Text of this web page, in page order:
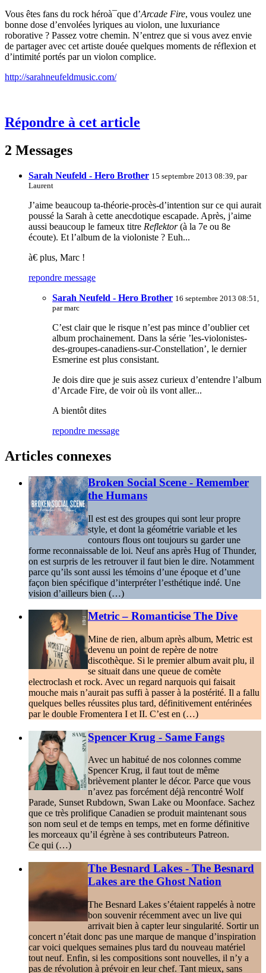
Vous êtes fans du rock héroà¯que d’Arcade Fire, vous voulez une
bonne dose d’envolées lyriques au violon, une luxuriance
roborative ? Passez votre chemin. N’entrez que si vous avez envie
de partager avec cet artiste douée quelques moments de réflexion et
d’intimité portés par un violon complice.
http://sarahneufeldmusic.com/
Répondre à cet article
2 Messages
Sarah Neufeld - Hero Brother 15 septembre 2013 08:39, par
Laurent
J’aime beaucoup ta-théorie-procès-d’intention sur ce qui aurait
poussé la Sarah à cette anecdotique escapade. Après, j’aime
aussi beaucoup le fameux titre Reflektor(à la 7e ou 8e
écoute). Et l’album de la violoniste ? Euh...
à€ plus, Marc !
repondre message
Sarah Neufeld - Hero Brother 16 septembre 2013 08:51,
parmarc
C’est clair que le risque n’est pas mince d’oublier cet
album prochainement. Dans la série ’les-violonistes-
des-groupes-canadiens-sur-Constellation’, le dernier
Esmerine est plus consistant.
Je dois dire que je suis assez curieux d’entendre l’album
d’Arcade Fire, de voir où ils vont aller...
A bientôt dites
repondre message
Articles connexes
Broken Social Scene - Remember
the Humans
Il est est des groupes qui sont leur propre
style, et dont la géométrie variable et les
contours flous ont toujours su garder une
forme reconnaissable de loi. Neuf ans après Hug of Thunder,
on est surpris de les retrouver il faut bien le dire. Notamment
parce qu’ils sont aussi les témoins d’une époque et d’une
façon bien spécifique d’interpréter l’esthétique indé. Une
vision d’ailleurs bien (…)
Metric – Romanticise The Dive
Mine de rien, album après album, Metric est
devenu un point de repère de notre
discothèque. Si le premier album avait plu, il
se situait dans une queue de comète
electroclash et rock. Avec un regard narquois qui faisait
mouche mais n’aurait pas suffi à passer à la postérité. Il a fallu
quelques belles réussites plus tard, définitivement entérinées
par le double Fromentera I et II. C’est en (…)
Spencer Krug - Same Fangs
Avec un habitué de nos colonnes comme
Spencer Krug, il faut tout de même
brièvement planter le décor. Parce que vous
n’avez pas forcément déjà rencontré Wolf
Parade, Sunset Rubdown, Swan Lake ou Moonface. Sachez
que ce très prolifique Canadien se produit maintenant sous
son nom seul et de temps en temps, met en forme définitive
les morceaux qu’il égrène à ses contributeurs Patreon.
Ce qui (…)
The Besnard Lakes - The Besnard
Lakes are the Ghost Nation
The Besnard Lakes s’étaient rappelés à notre
bon souvenir récemment avec un live qui
arrivait bien à capter leur singularité. Sortir un
concert n’était donc pas une marque de manque d’inspiration
car voici quelques semaines plus tard du nouveau matériel
tout neuf. Enfin, si les compositions sont nouvelles, il n’y a
pas de révolution à prévoir en leur chef. Tant mieux, sans